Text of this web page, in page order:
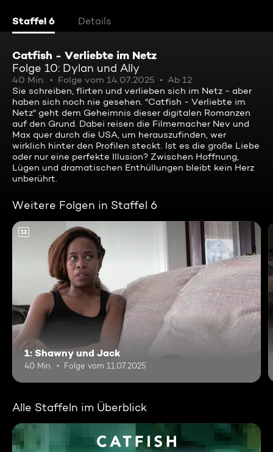
Staffel 6 Details
Catfish - Verliebte im Netz
Folge 10: Dylan und Ally
40 Min. Folge vom 14.07.2025
Ab 12
Sie schreiben, flirten und verlieben sich im Netz - aber
haben sich noch nie gesehen. "Catfish - Verliebte im
Netz" geht dem Geheimnis dieser digitalen Romanzen
auf den Grund. Dabei reisen die Filmemacher Nev und
Max quer durch die USA, um herauszufinden, wer
wirklich hinter den Profilen steckt. Ist es die große Liebe
oder nur eine perfekte Illusion? Zwischen Hoffnung,
Lügen und dramatischen Enthüllungen bleibt kein Herz
unberührt.
Weitere Folgen in Staffel 6
12
1: Shawny und Jack
40 Min. Folge vom 11.07.2025
Alle Staffeln im Überblick